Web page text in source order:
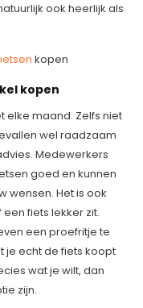
ook heerlijk als
kopen
kopen
elke maand. Zelfs niet
wel raadzaam
Medewerkers
goed en kunnen
wensen. Het is ook
fiets lekker zit.
een proefritje te
je echt de fiets koopt
wat je wilt, dan
zijn.